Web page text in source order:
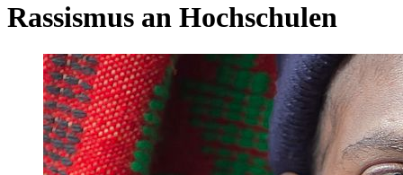
Rassismus an Hochschulen